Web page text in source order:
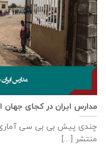
مدارس ایران در کجای جهان
منتشر [...]